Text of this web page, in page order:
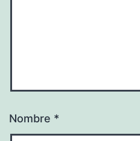
Nombre *